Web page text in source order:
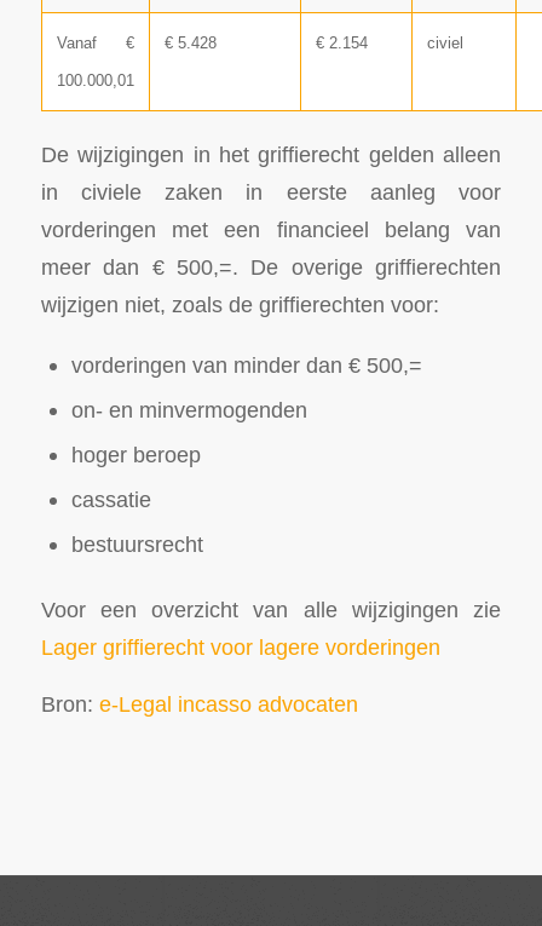
Vanaf €
100.000,01
€ 5.428 € 2.154 civiel
De wijzigingen in het griffierecht gelden alleen
in civiele zaken in eerste aanleg voor
vorderingen met een financieel belang van
meer dan € 500,=. De overige griffierechten
wijzigen niet, zoals de griffierechten voor:
vorderingen van minder dan € 500,=
on- en minvermogenden
hoger beroep
cassatie
bestuursrecht
Voor een overzicht van alle wijzigingen zie
Lager griffierecht voor lagere vorderingen
Bron: e-Legal incasso advocaten